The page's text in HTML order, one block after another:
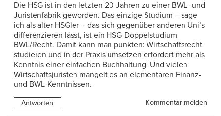
Die HSG ist in den letzten 20 Jahren zu einer BWL- und
Juristenfabrik geworden. Das einzige Studium – sage
ich als alter HSGler – das sich gegenüber anderen Uni’s
differenzieren lässt, ist ein HSG-Doppelstudium
BWL/Recht. Damit kann man punkten: Wirtschaftsrecht
studieren und in der Praxis umsetzen erfordert mehr als
Kenntnis einer einfachen Buchhaltung! Und vielen
Wirtschaftsjuristen mangelt es an elementaren Finanz-
und BWL-Kenntnissen.
Antworten Kommentar melden